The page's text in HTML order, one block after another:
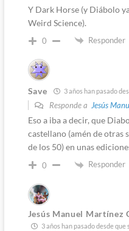
Y Dark Horse (y Diábolo
Weird Science).
0 Responder
Save 3 años han pasado
Responde a Jesús
Eso a iba a decir, que
castellano (amén de otras
de los 50) en unas
0 Responder
Jesús Manuel Martínez
3 años han pasado desde que